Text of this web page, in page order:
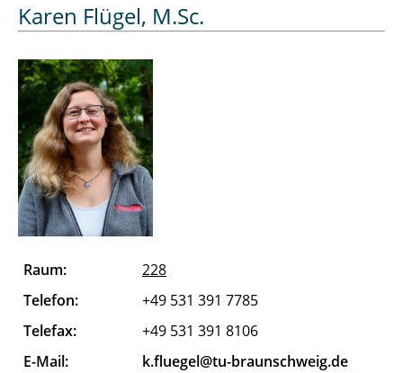
Cziumplik David
Dubowik Alexander
Düe Alexandra
Eickelmann Jens
Essers Julien
Farshadi Abdolhamid
Ferk Merle
Gand Max
Karen Flügel, M.Sc.
Raum:
228
Telefon:
+49 531 391 7785
Telefax:
+49 531 391 8106
E-Mail:
k.fluegel@tu-braunschweig.de